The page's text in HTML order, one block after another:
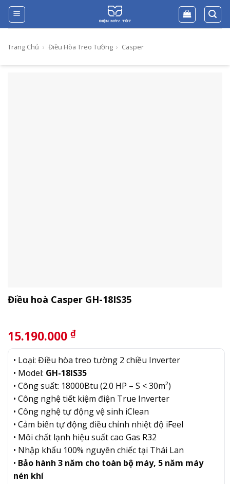
Skip
content
Trang Chủ › Điều Hòa Treo Tường › Casper
Điều hoà Casper GH-18IS35
15.190.000 ₫
• Loại: Điều hòa treo tường 2 chiều Inverter
• Model: GH-18IS35
• Công suất: 18000Btu (2.0 HP – S < 30m²)
• Công nghệ tiết kiệm điện True Inverter
• Công nghệ tự động vệ sinh iClean
• Cảm biến tự động điều chỉnh nhiệt độ iFeel
• Môi chất lạnh hiệu suất cao Gas R32
• Nhập khẩu 100% nguyên chiếc tại Thái Lan
• Bảo hành 3 năm cho toàn bộ máy, 5 năm máy
nén khí